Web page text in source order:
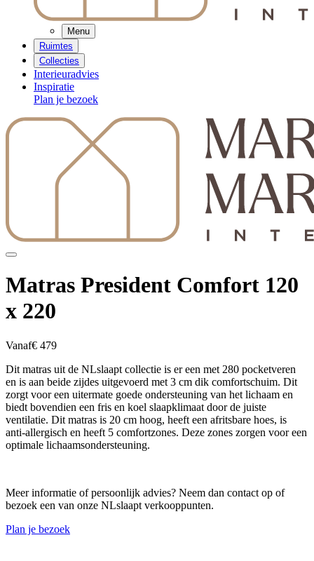
Menu
Ruimtes
Collecties
Interieuradvies
Inspiratie
Plan je bezoek
Matras President Comfort 120
x 220
Vanaf€ 479
Dit matras uit de NLslaapt collectie is er een met 280 pocketveren
en is aan beide zijdes uitgevoerd met 3 cm dik comfortschuim. Dit
zorgt voor een uitermate goede ondersteuning van het lichaam en
biedt bovendien een fris en koel slaapklimaat door de juiste
ventilatie. Dit matras is 20 cm hoog, heeft een afritsbare hoes, is
anti-allergisch en heeft 5 comfortzones. Deze zones zorgen voor een
optimale lichaamsondersteuning.
Meer informatie of persoonlijk advies? Neem dan contact op of
bezoek een van onze NLslaapt verkooppunten.
Plan je bezoek